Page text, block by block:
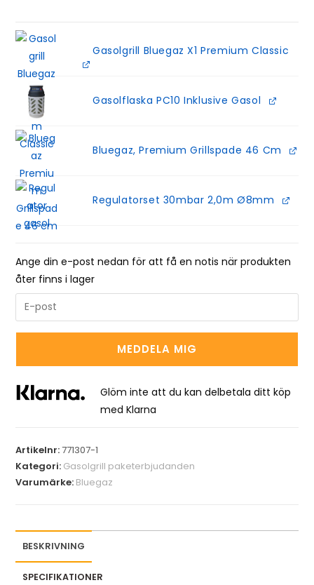
Gasolgrill Bluegaz X1 Premium Classic
Gasolflaska PC10 Inklusive Gasol
Bluegaz, Premium Grillspade 46 Cm
Regulatorset 30mbar 2,0m Ø8mm
Ange din e-post nedan för att få en notis när produkten
åter finns i lager
n
t
r
y
m
l
d
MEDDELA MIG
Glöm inte att du kan delbetala ditt köp
med Klarna
Artikelnr:771307-1
Kategori: Gasolgrill paketerbjudanden
Varumärke: Bluegaz
BESKRIVNING
SPECIFIKATIONER